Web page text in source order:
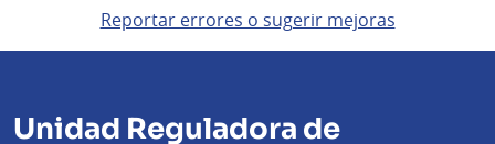
Reportar errores o sugerir mejoras
Unidad Reguladora de